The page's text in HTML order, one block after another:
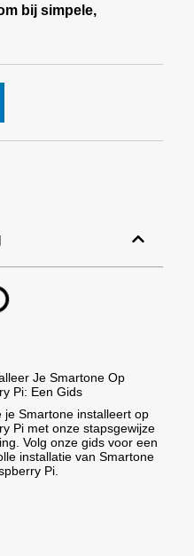
bij simpele,
Je Smartone Op
Pi: Een Gids
je Smartone installeert op
Pi met onze stapsgewijze
Volg onze gids voor een
installatie van Smartone
Pi.